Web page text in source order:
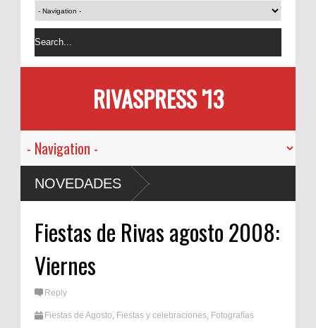
RIVASPRESS '13
NOVEDADES
Fiestas de Rivas agosto 2008:
Viernes
Reply
Fiestas de Agosto, Fiestas y celebraciones, Fotografías